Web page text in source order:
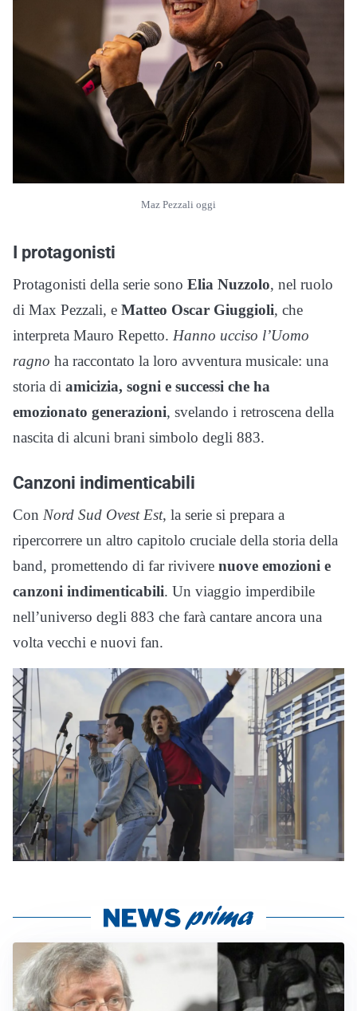
Maz Pezzali oggi
I protagonisti
Protagonisti della serie sono Elia Nuzzolo, nel ruolo
di Max Pezzali, e Matteo Oscar Giuggioli, che
interpreta Mauro Repetto. Hanno ucciso l’Uomo
ragno ha raccontato la loro avventura musicale: una
storia di amicizia, sogni e successi che ha
emozionato generazioni, svelando i retroscena della
nascita di alcuni brani simbolo degli 883.
Canzoni indimenticabili
Con Nord Sud Ovest Est, la serie si prepara a
ripercorrere un altro capitolo cruciale della storia della
band, promettendo di far rivivere nuove emozioni e
canzoni indimenticabili. Un viaggio imperdibile
nell’universo degli 883 che farà cantare ancora una
volta vecchi e nuovi fan.